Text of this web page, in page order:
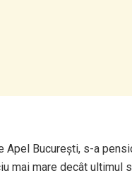
București, s-a
mai mare decât ultimul